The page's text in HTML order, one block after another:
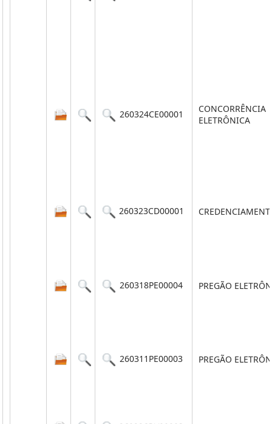
260324CE00001
CONCORRÊNCIA
ELETRÔNICA
260323CD00001
260318PE00004 PREGÃO
260311PE00003 PREGÃO